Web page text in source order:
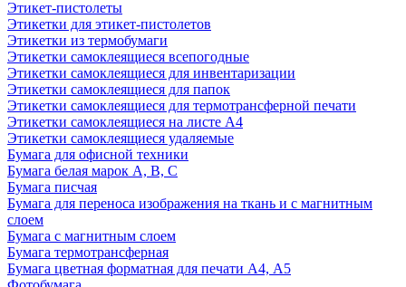
Этикет-пистолеты
Этикетки для этикет-пистолетов
Этикетки из термобумаги
Этикетки самоклеящиеся всепогодные
Этикетки самоклеящиеся для инвентаризации
Этикетки самоклеящиеся для папок
Этикетки самоклеящиеся для термотрансферной печати
Этикетки самоклеящиеся на листе А4
Этикетки самоклеящиеся удаляемые
Бумага для офисной техники
Бумага белая марок А, В, С
Бумага писчая
Бумага для переноса изображения на ткань и с магнитным
слоем
Бумага с магнитным слоем
Бумага термотрансферная
Бумага цветная форматная для печати А4, А5